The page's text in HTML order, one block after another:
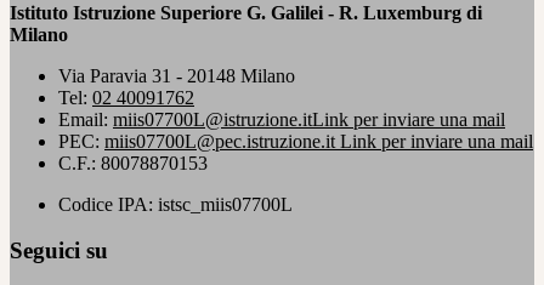
Istituto Istruzione Superiore G. Galilei - R. Luxemburg di
Milano
Via Paravia 31 - 20148 Milano
Tel: 02 40091762
Email: miis07700L@istruzione.itLink per inviare una mail
PEC: miis07700L@pec.istruzione.it Link per inviare una mail
C.F.: 80078870153
Codice IPA: istsc_miis07700L
Seguici su